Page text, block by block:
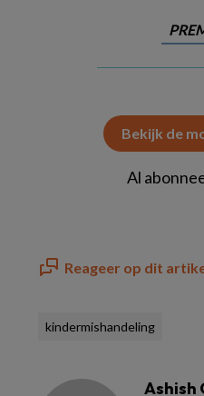
Bekijk de
Al
Reageer op dit
kindermishandeling
Ashish